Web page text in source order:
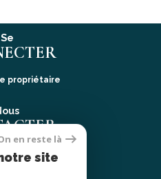
Se
propriétaire
21 91 13
atlantique.fr
en reste là
site